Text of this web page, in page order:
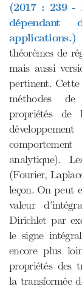
(2017 : 239 -
dépendant
applications.)
théorèmes de
mais aussi
pertinent. Cette
méthodes de
propriétés
comportement
analytique).
(Fourier,
leçon. On peut
valeur
Dirichlet par
le signe
encore plus
propriétés des
la transformée